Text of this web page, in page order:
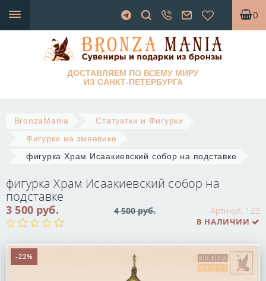
0
ДОСТАВЛЯЕМ ПО ВСЕМУ МИРУ
ИЗ САНКТ-ПЕТЕРБУРГА
BronzaMania
Статуэтки и Фигурки
Фигурки на змеевике
фигурка Храм Исаакиевский собор на подставке
фигурка Храм Исаакиевский собор на
подставке
4 500 руб. Артикул: 123
3 500 руб.
В НАЛИЧИИ
-22%